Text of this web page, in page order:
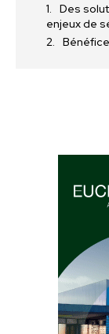
Des
enjeux de